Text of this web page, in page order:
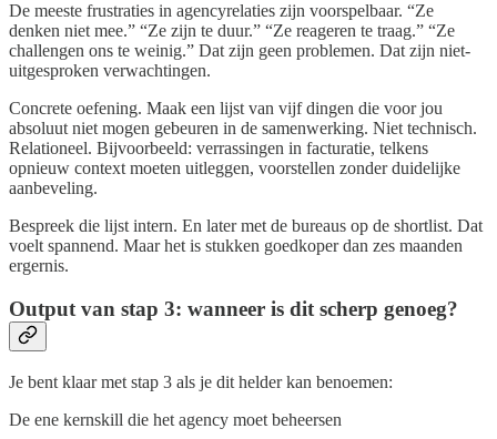
De meeste frustraties in agencyrelaties zijn voorspelbaar. “Ze
denken niet mee.” “Ze zijn te duur.” “Ze reageren te traag.” “Ze
challengen ons te weinig.” Dat zijn geen problemen. Dat zijn niet-
uitgesproken verwachtingen.
Concrete oefening. Maak een lijst van vijf dingen die voor jou
absoluut niet mogen gebeuren in de samenwerking. Niet technisch.
Relationeel. Bijvoorbeeld: verrassingen in facturatie, telkens
opnieuw context moeten uitleggen, voorstellen zonder duidelijke
aanbeveling.
Bespreek die lijst intern. En later met de bureaus op de shortlist. Dat
voelt spannend. Maar het is stukken goedkoper dan zes maanden
ergernis.
Output van stap 3: wanneer is dit scherp genoeg?
Je bent klaar met stap 3 als je dit helder kan benoemen:
De ene kernskill die het agency moet beheersen